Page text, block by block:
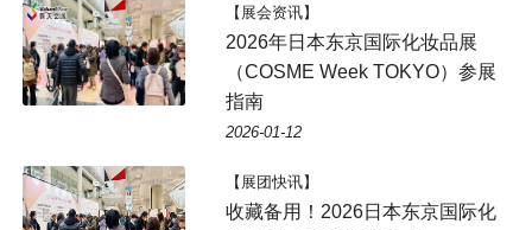
【展会资讯】
2026年日本东京国际化妆品展
（COSME Week TOKYO）参展
指南
2026-01-12
【展团快讯】
收藏备用！2026日本东京国际化